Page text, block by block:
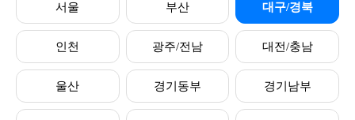
서울 부산 대구/경북
인천 광주/전남 대전/충남
울산 경기동부 경기남부